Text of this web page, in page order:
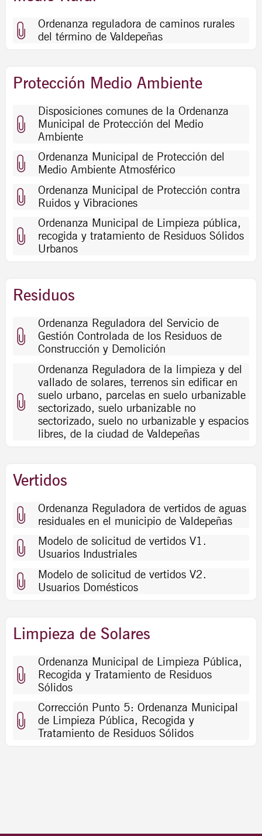
Ordenanza reguladora de caminos rurales
del término de Valdepeñas
Protección Medio Ambiente
Disposiciones comunes de la Ordenanza
Municipal de Protección del Medio
Ambiente
Ordenanza Municipal de Protección del
Medio Ambiente Atmosférico
Ordenanza Municipal de Protección contra
Ruidos y Vibraciones
Ordenanza Municipal de Limpieza pública,
recogida y tratamiento de Residuos Sólidos
Urbanos
Residuos
Ordenanza Reguladora del Servicio de
Gestión Controlada de los Residuos de
Construcción y Demolición
Ordenanza Reguladora de la limpieza y del
vallado de solares, terrenos sin edificar en
suelo urbano, parcelas en suelo urbanizable
sectorizado, suelo urbanizable no
sectorizado, suelo no urbanizable y espacios
libres, de la ciudad de Valdepeñas
Vertidos
Ordenanza Reguladora de vertidos de aguas
residuales en el municipio de Valdepeñas
Modelo de solicitud de vertidos V1.
Usuarios Industriales
Modelo de solicitud de vertidos V2.
Usuarios Domésticos
Limpieza de Solares
Ordenanza Municipal de Limpieza Pública,
Recogida y Tratamiento de Residuos
Sólidos
Corrección Punto 5: Ordenanza Municipal
de Limpieza Pública, Recogida y
Tratamiento de Residuos Sólidos